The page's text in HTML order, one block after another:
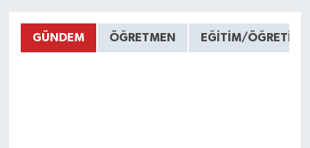
GÜNDEM ÖĞRETMEN EĞITIM/ÖĞRETIM